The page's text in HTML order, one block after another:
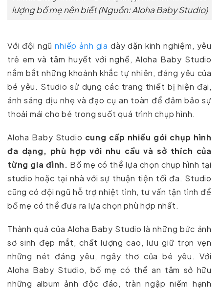
lượng bố mẹ nên biết (Nguồn: Aloha Baby Studio)
Với đội ngũnhiếp ảnh gia dày dặn kinh nghiệm, yêu
trẻ em và tâm huyết với nghề, Aloha Baby Studio
nắm bắt những khoảnh khắc tự nhiên, đáng yêu của
bé yêu. Studio sử dụng các trang thiết bị hiện đại,
ánh sáng dịu nhẹ và đạo cụ an toàn để đảm bảo sự
thoải mái cho bé trong suốt quá trình chụp hình.
Aloha Baby Studio cung cấp nhiều gói chụp hình
đa dạng, phù hợp với nhu cầu và sở thích của
từng gia đình. Bố mẹ có thể lựa chọn chụp hình tại
studio hoặc tại nhà với sự thuận tiện tối đa. Studio
cũng có đội ngũ hỗ trợ nhiệt tình, tư vấn tận tình để
bố mẹ có thể đưa ra lựa chọn phù hợp nhất.
Thành quả của Aloha Baby Studio là những bức ảnh
sơ sinh đẹp mắt, chất lượng cao, lưu giữ trọn vẹn
những nét đáng yêu, ngây thơ của bé yêu. Với
Aloha Baby Studio, bố mẹ có thể an tâm sở hữu
những album ảnh độc đáo, tràn ngập niềm hạnh